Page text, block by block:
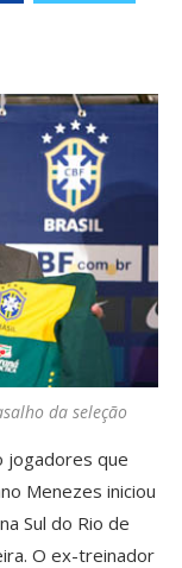
da seleção
jogadores que
Menezes iniciou
Sul do Rio de
O ex-treinador